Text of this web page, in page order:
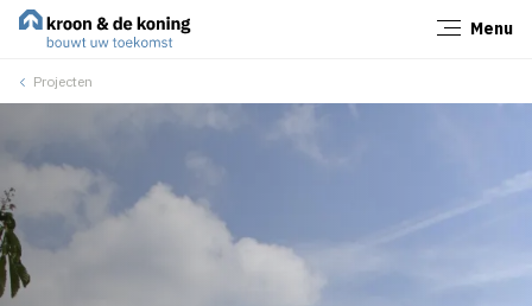
Menu
Projecten
Sluiten